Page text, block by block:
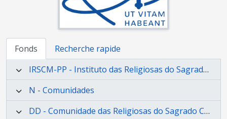
Fonds
Recherche rapide
IRSCM-PP - Instituto das Religiosas do Sagrado Coração de Maria - Província Portuguesa
N - Comunidades
DD - Comunidade das Religiosas do Sagrado Coração de Maria (Vilarinho de São Romão)